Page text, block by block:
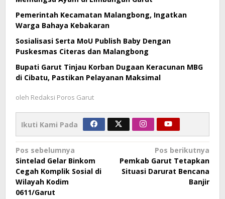
Pemerintah Kecamatan Malangbong, Ingatkan
Warga Bahaya Kebakaran
Sosialisasi Serta MoU Publish Baby Dengan
Puskesmas Citeras dan Malangbong
Bupati Garut Tinjau Korban Dugaan Keracunan MBG
di Cibatu, Pastikan Pelayanan Maksimal
oleh Redaksi Poros Garut
Ikuti Kami Pada
Navigasi
pos
Pos sebelumnya
Sintelad Gelar Binkom
Cegah Komplik Sosial di
Wilayah Kodim
0611/Garut
Pos berikutnya
Pemkab Garut Tetapkan
Situasi Darurat Bencana
Banjir